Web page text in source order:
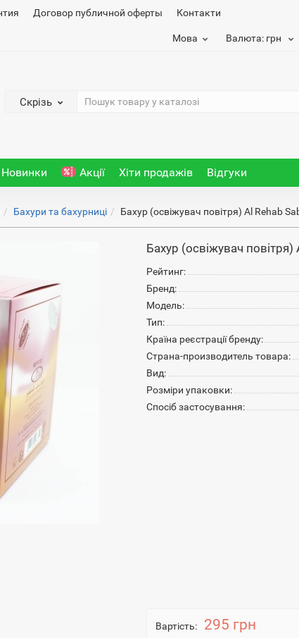
Договор публичной оферты Контакти
Мова Валюта: грн
Скрізь
Новинки Акції Хіти продажів Відгуки
Бахури та бахурниці Бахур (освіжувач повітря) Al Rehab
Бахур (освіжувач повітря)
Рейтинг:
Бренд:
Модель:
Тип:
Країна реєстрації бренду:
Страна-производитель товара:
Вид:
Розміри упаковки:
Спосіб застосування:
Вартість: 295 грн